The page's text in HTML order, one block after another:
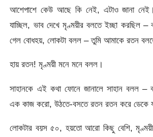
আশেপাশে কেউ আছে কি নেই, এটাও জানা
যাচ্ছিল, ভাব দেখে মৃণ্ময়ীর বলতে ইচ্ছা করছিল –
গেল বোধহয়, লোকটা বলল – তুমি আমাকে রতন
হায় রতন! মৃণ্ময়ী মনে মনে বলল।
সাহানকে এই কথা ফোনে জানালে সাহান বলল –
এক কাজ করো, উঠতে-বসতে রতন রতন করে ডেকে
লোকটার বয়স ৫০, হয়তো আরো কিছু বেশি,